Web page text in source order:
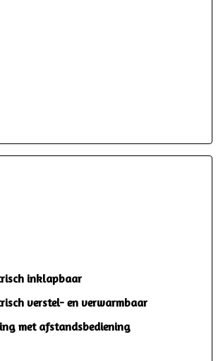
inklapbaar
verstel- en verwarmbaar
met afstandsbediening